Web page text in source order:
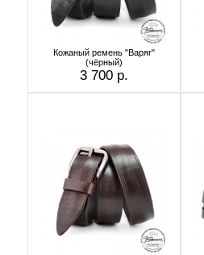
Кожаный ремень "Варяг"
(чёрный)
3 700 р.